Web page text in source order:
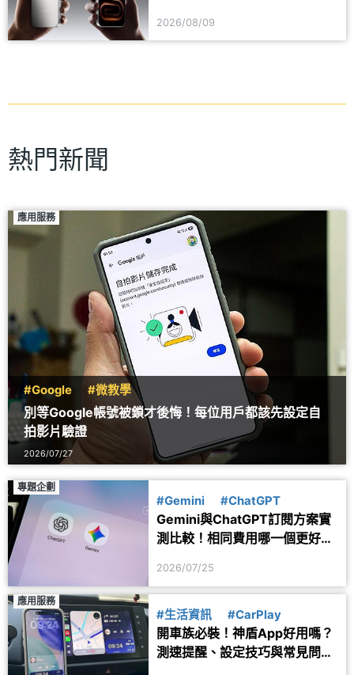
2026/08/09
熱門新聞
應用服務
#Google #微教學
別等Google帳號被鎖才後悔！每位用戶都該先設定自
拍影片驗證
2026/07/27
專題企劃
#Gemini #ChatGPT
Gemini與ChatGPT訂閱方案實
測比較！相同費用哪一個更好
2026/07/25
應用服務
#生活資訊 #CarPlay
開車族必裝！神盾App好用嗎？
測速提醒、設定技巧與常見問題